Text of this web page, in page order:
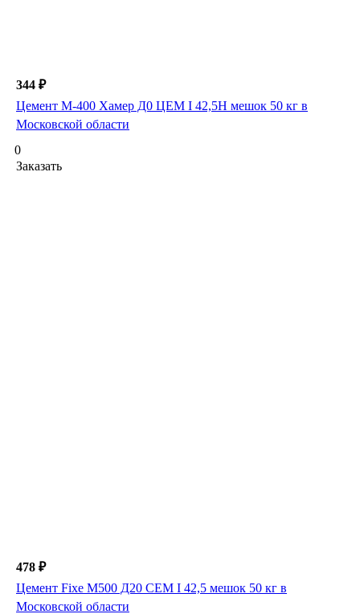
344 ₽
Цемент М-400 Хамер Д0 ЦЕМ I 42,5H мешок 50 кг в
Московской области
0
Заказать
478 ₽
Цемент Fixe М500 Д20 СЕМ I 42,5 мешок 50 кг в
Московской области